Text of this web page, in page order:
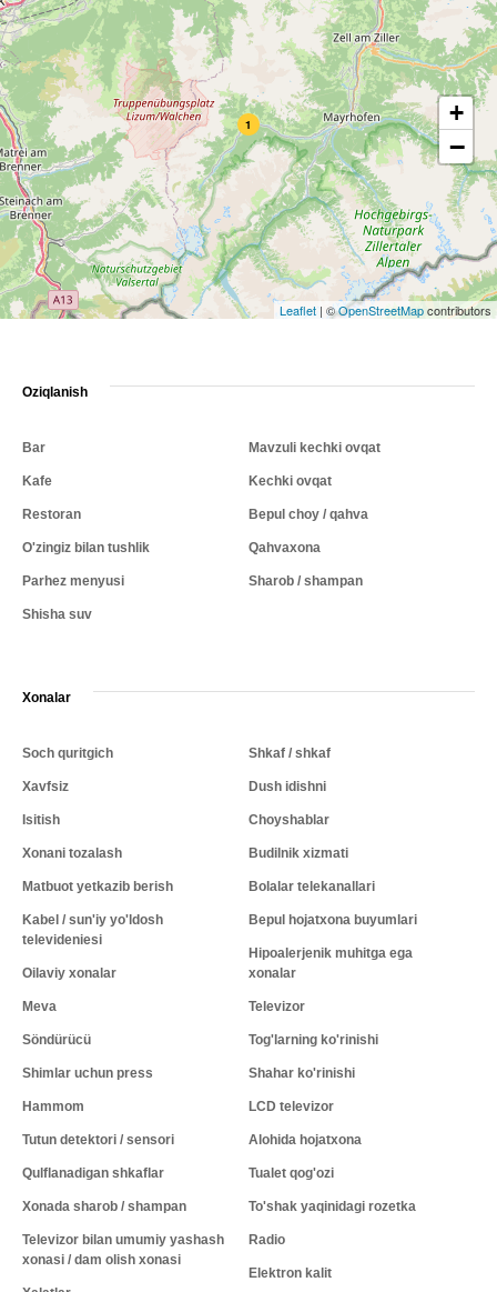
1 +
−
Leaflet | ©OpenStreetMapcontributors
Oziqlanish
Bar
Kafe
Restoran
O'zingiz bilan tushlik
Parhez menyusi
Shisha suv
Mavzuli kechki ovqat
Kechki ovqat
Bepul choy / qahva
Qahvaxona
Sharob / shampan
Xonalar
Soch quritgich
Xavfsiz
Isitish
Xonani tozalash
Matbuot yetkazib berish
Kabel / sun'iy yo'ldosh
televideniesi
Oilaviy xonalar
Meva
Söndürücü
Shimlar uchun press
Hammom
Tutun detektori / sensori
Qulflanadigan shkaflar
Xonada sharob / shampan
Televizor bilan umumiy yashash
xonasi / dam olish xonasi
Shkaf / shkaf
Dush idishni
Choyshablar
Budilnik xizmati
Bolalar telekanallari
Bepul hojatxona buyumlari
Hipoalerjenik muhitga ega
xonalar
Televizor
Tog'larning ko'rinishi
Shahar ko'rinishi
LCD televizor
Alohida hojatxona
Tualet qog'ozi
To'shak yaqinidagi rozetka
Radio
Elektron kalit